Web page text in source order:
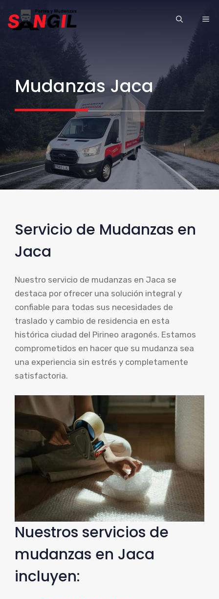
Mudanzas Jaca
Servicio de Mudanzas en
Jaca
Nuestro servicio de mudanzas en Jaca se
destaca por ofrecer una solución integral y
confiable para todas sus necesidades de
traslado y cambio de residencia en esta
histórica ciudad del Pirineo aragonés. Estamos
comprometidos en hacer que su mudanza sea
una experiencia sin estrés y completamente
satisfactoria.
Nuestros servicios de
mudanzas en Jaca
incluyen: